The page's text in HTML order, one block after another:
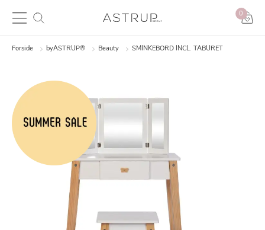
0
Forside byASTRUP® Beauty SMINKEBORD INCL. TABURET